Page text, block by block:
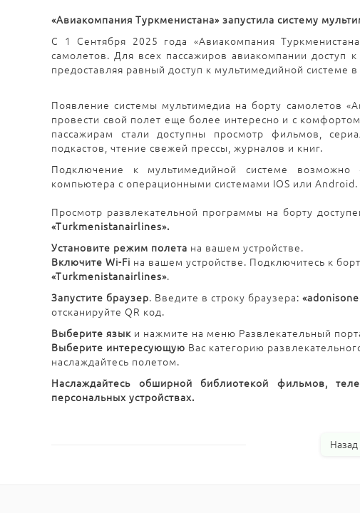
«Авиакомпания Туркменистана» запустила систему
С 1 Сентября 2025 года «Авиакомпания
самолетов. Для всех пассажиров авиакомпании доступ
предоставляя равный доступ к мультимедийной системе
Появление системы мультимедиа на борту самолетов
провести свой полет еще более интересно и с
пассажирам стали доступны просмотр фильмов,
подкастов, чтение свежей прессы, журналов и книг.
Подключение к мультимедийной системе
компьютера с операционными системами IOS или Android.
Просмотр развлекательной программы на борту
«Turkmenistanairlines».
Установите режим полета на вашем устройстве.
Включите Wi-Fi на вашем устройстве. Подключитесь к
«Turkmenistanairlines».
Запустите браузер. Введите в строку браузера:
отсканируйте QR код.
Выберите язык и нажмите на меню Развлекательный
Выберите интересующую Вас категорию
наслаждайтесь полетом.
Наслаждайтесь обширной библиотекой фильмов,
персональных устройствах.
Назад